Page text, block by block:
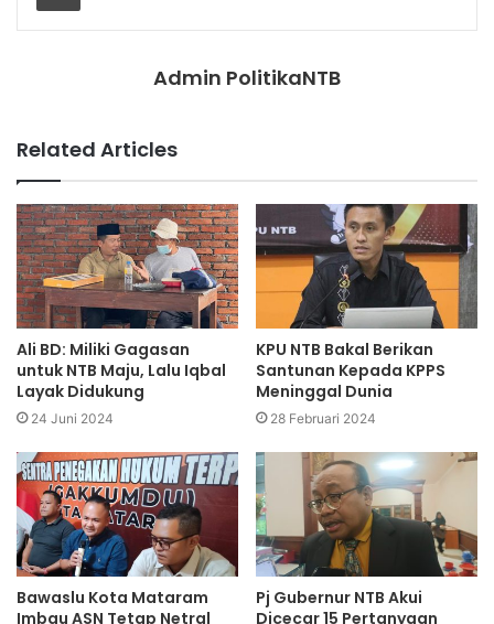
Admin PolitikaNTB
Related Articles
Ali BD: Miliki Gagasan
untuk NTB Maju, Lalu Iqbal
Layak Didukung
24 Juni 2024
KPU NTB Bakal Berikan
Santunan Kepada KPPS
Meninggal Dunia
28 Februari 2024
Bawaslu Kota Mataram
Imbau ASN Tetap Netral
Pj Gubernur NTB Akui
Dicecar 15 Pertanyaan